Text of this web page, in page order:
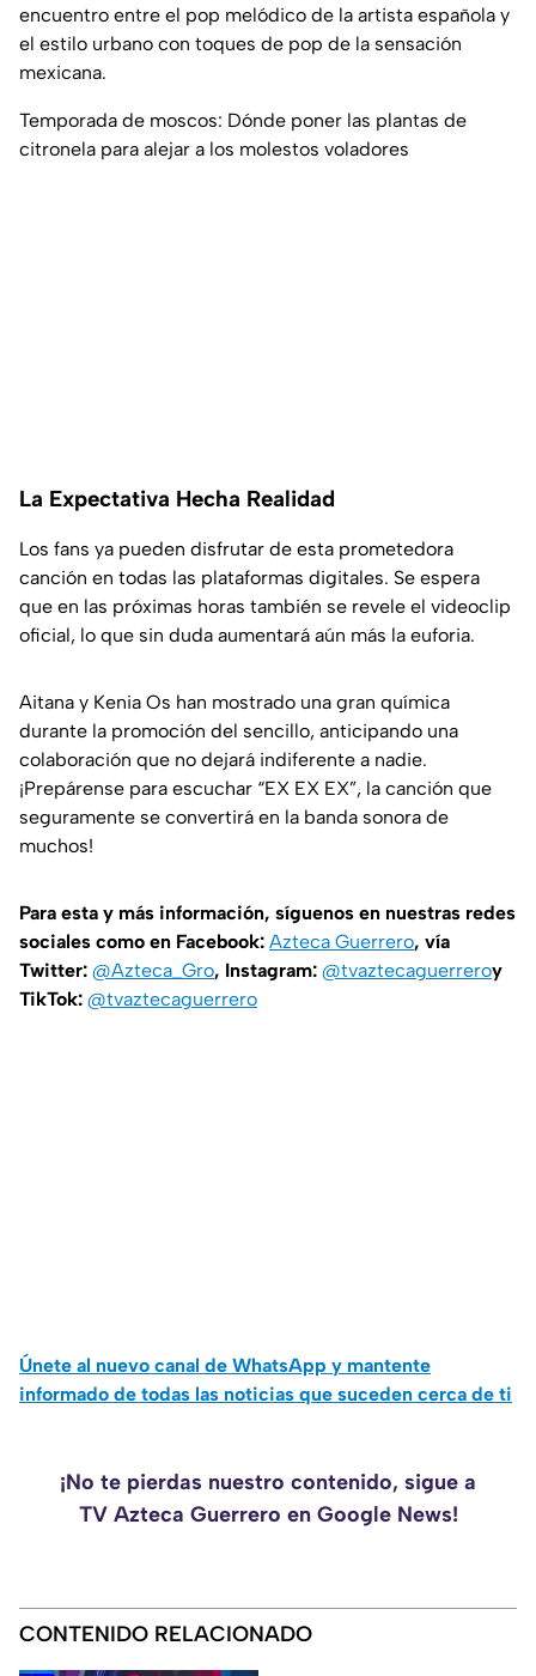
encuentro entre el pop melódico de la artista española y
el estilo urbano con toques de pop de la sensación
mexicana.
Temporada de moscos: Dónde poner las plantas de
citronela para alejar a los molestos voladores
La Expectativa Hecha Realidad
Los fans ya pueden disfrutar de esta prometedora
canción en todas las plataformas digitales. Se espera
que en las próximas horas también se revele el videoclip
oficial, lo que sin duda aumentará aún más la euforia.
Aitana y Kenia Os han mostrado una gran química
durante la promoción del sencillo, anticipando una
colaboración que no dejará indiferente a nadie.
¡Prepárense para escuchar “EX EX EX”, la canción que
seguramente se convertirá en la banda sonora de
muchos!
Para esta y más información, síguenos en nuestras redes
sociales como en Facebook: Azteca Guerrero, vía
Twitter: @Azteca_Gro, Instagram: @tvaztecaguerreroy
TikTok: @tvaztecaguerrero
Únete al nuevo canal de WhatsApp y mantente
informado de todas las noticias que suceden cerca de ti
¡No te pierdas nuestro contenido, sigue a
TV Azteca Guerrero en Google News!
CONTENIDO RELACIONADO